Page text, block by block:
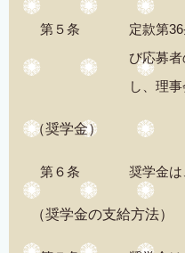
第５条
定款第
び応募
し、理
（奨学金）
第６条 奨学金は
（奨学金の支給方法）